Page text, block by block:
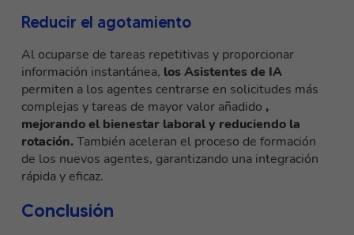
Reducir el agotamiento
Al ocuparse de tareas repetitivas y proporcionar
información instantánea, los Asistentes de IA
permiten a los agentes centrarse en solicitudes más
complejas y tareas de mayor valor añadido ,
mejorando el bienestar laboral y reduciendo la
rotación.También aceleran el proceso de formación
de los nuevos agentes, garantizando una integración
rápida y eficaz.
Conclusión